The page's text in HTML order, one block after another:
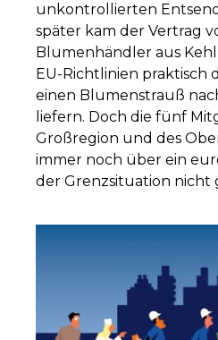
unkontrollierten
später kam der Vertrag
Blumenhändler aus
EU-Richtlinien praktisch
einen Blumenstrauß
liefern. Doch die fünf
Großregion und des
immer noch über ein
der Grenzsituation nicht